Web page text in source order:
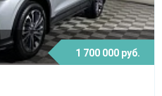
1 700 000 руб.